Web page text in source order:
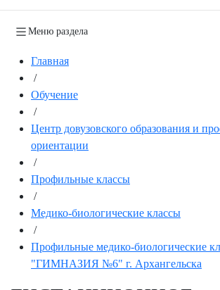
Меню раздела
Главная
/
Обучение
/
Центр довузовского образования и
ориентации
/
Профильные классы
/
Медико-биологические классы
/
Профильные медико-биологические
"ГИМНАЗИЯ №6" г. Архангельска